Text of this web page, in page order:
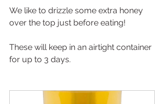
We like to drizzle some extra honey
over the top just before eating!
These will keep in an airtight container
for up to 3 days.